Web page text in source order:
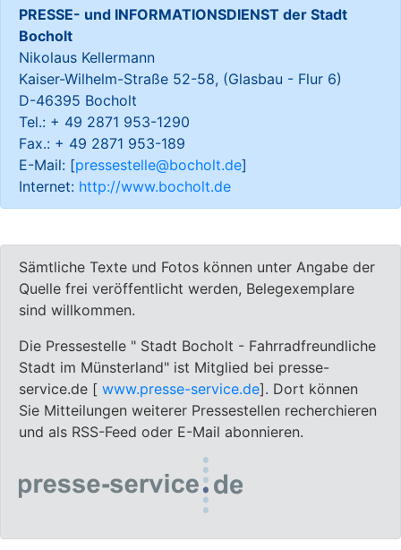
PRESSE- und INFORMATIONSDIENST der Stadt
Bocholt
Nikolaus Kellermann
Kaiser-Wilhelm-Straße 52-58, (Glasbau - Flur 6)
D-46395 Bocholt
Tel.: + 49 2871 953-1290
Fax.: + 49 2871 953-189
E-Mail: [pressestelle@bocholt.de]
Internet: http://www.bocholt.de
Sämtliche Texte und Fotos können unter Angabe der
Quelle frei veröffentlicht werden, Belegexemplare
sind willkommen.
Die Pressestelle " Stadt Bocholt - Fahrradfreundliche
Stadt im Münsterland" ist Mitglied bei presse-
service.de [ www.presse-service.de]. Dort können
Sie Mitteilungen weiterer Pressestellen recherchieren
und als RSS-Feed oder E-Mail abonnieren.